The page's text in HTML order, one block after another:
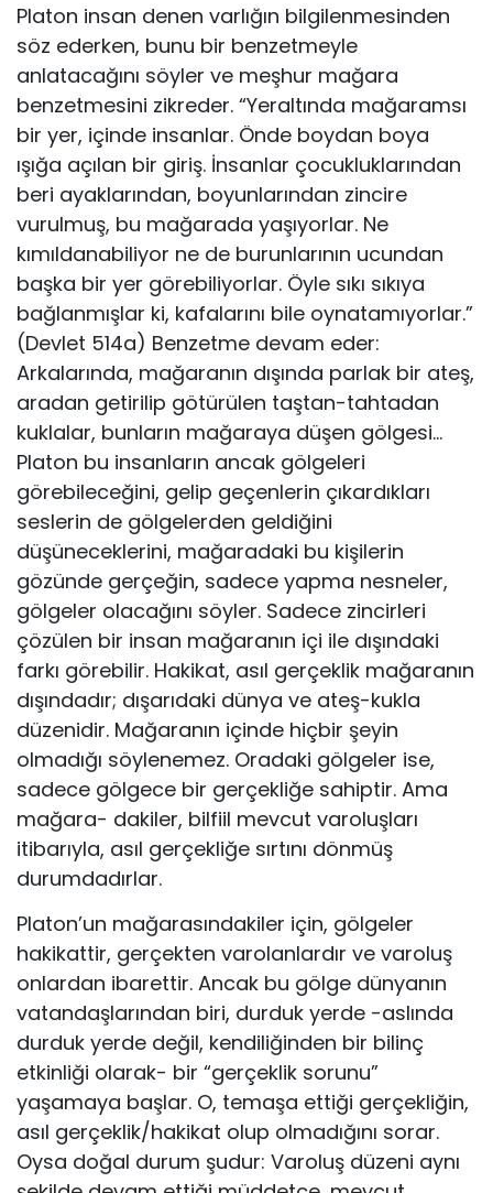
Platon insan denen varlığın bilgilenmesinden
söz ederken, bunu bir benzetmeyle
anlatacağını söyler ve meşhur mağara
benzetmesini zikre­der. “Yeraltında mağaramsı
bir yer, içinde insanlar. Önde boydan boya
ışığa açılan bir giriş. İnsanlar çocukluklarından
beri ayaklarından, boyun­larından zincire
vurulmuş, bu mağarada yaşıyorlar. Ne
kımıldanabiliyor ne de burunlarının ucundan
başka bir yer görebiliyorlar. Öyle sıkı sıkıya
bağlanmışlar ki, kafalarını bile oynatamıyorlar.”
(Devlet 514a) Benzetme devam eder:
Arkalarında, mağaranın dışında parlak bir ateş,
aradan geti­rilip götürülen taştan-tahtadan
kuklalar, bunların mağaraya düşen gölge­si…
Platon bu insanların ancak gölgeleri
görebileceğini, gelip geçenlerin çıkardıkları
seslerin de gölgelerden geldiğini
düşüneceklerini, mağaradaki bu kişilerin
gözünde gerçeğin, sadece yapma nesneler,
gölgeler olacağını söyler. Sadece zincirleri
çözülen bir insan mağaranın içi ile dışındaki
farkı görebilir. Hakikat, asıl gerçeklik mağaranın
dışındadır; dışarıdaki dünya ve ateş-kukla
düzenidir. Mağaranın içinde hiçbir şeyin
olmadığı söylenemez. Oradaki gölgeler ise,
sadece gölgece bir gerçekliğe sahiptir. Ama
mağara- dakiler, bilfiil mevcut varoluşları
itibarıyla, asıl gerçekliğe sırtını dönmüş
durumdadırlar.
Platon’un mağarasındakiler için, gölgeler
hakikattir, gerçekten varolan­lardır ve varoluş
onlardan ibarettir. Ancak bu gölge dünyanın
vatandaşla­rından biri, durduk yerde -aslında
durduk yerde değil, kendiliğinden bir bilinç
etkinliği olarak- bir “gerçeklik sorunu”
yaşamaya başlar. O, temaşa ettiği gerçekliğin,
asıl gerçeklik/hakikat olup olmadığını sorar.
Oysa doğal durum şudur: Varoluş düzeni aynı